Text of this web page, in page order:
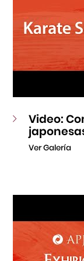
Video:
Ver Galería